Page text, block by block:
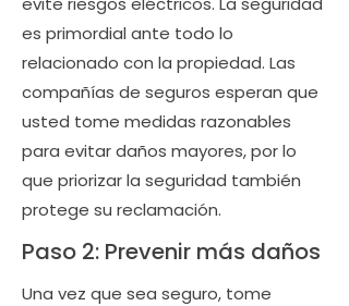
es primordial ante todo lo
relacionado con la propiedad. Las
compañías de seguros esperan que
usted tome medidas razonables
para evitar daños mayores, por lo
que priorizar la seguridad también
protege su reclamación.
Paso 2: Prevenir más daños
Una vez que sea seguro, tome